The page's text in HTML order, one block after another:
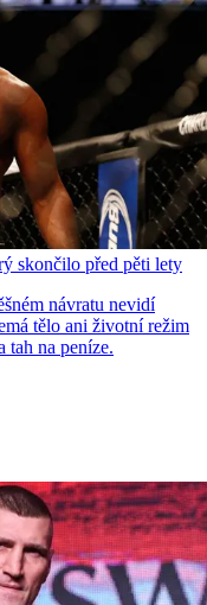
skončilo před pěti lety
návratu nevidí
tělo ani životní režim
tah na peníze.